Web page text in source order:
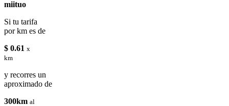
miituo
Si tu tarifa
por km es de
$ 0.61 x
km
y recorres un
aproximado de
300km al